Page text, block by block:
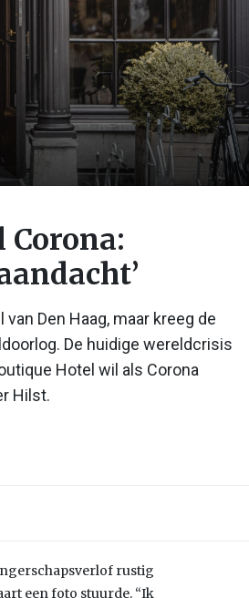
Den Haag, maar kreeg de
De huidige wereldcrisis
Hotel wil als Corona
Hilst.
rustig
een foto stuurde. “Ik